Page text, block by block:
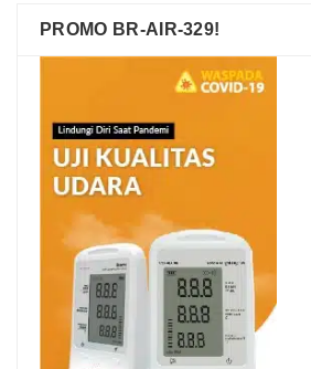
PROMO BR-AIR-329!